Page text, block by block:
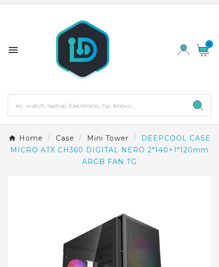
 0
Home Case Mini Tower
DEEPCOOL CASE
MICRO ATX CH360 DIGITAL NERO 2*140+1*120mm
ARGB FAN TG